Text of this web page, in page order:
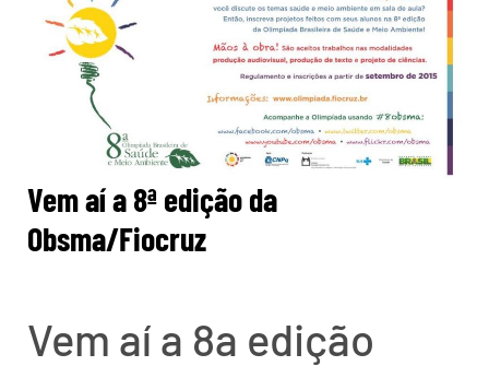
Vem aí a 8ª edição da
Obsma/Fiocruz
Vem aí a 8a edição